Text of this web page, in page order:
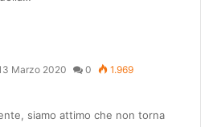
Marzo 2020 0 1.969
siamo attimo che non torna